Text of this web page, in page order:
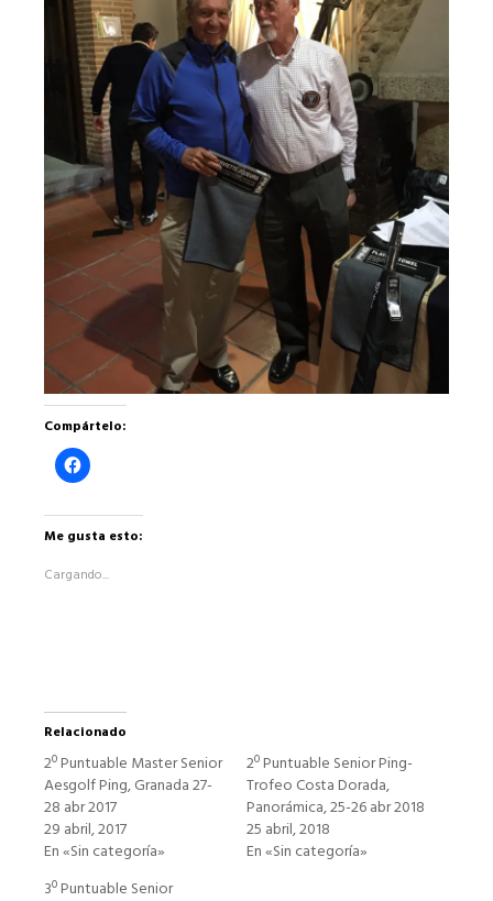
Compártelo:
Haz
clic
en
Facebook
en
Me gusta esto:
Cargando...
Relacionado
2º Puntuable Master Senior
Aesgolf Ping, Granada 27-
28 abr 2017
29 abril, 2017
En «Sin categoría»
2º Puntuable Senior Ping-
Trofeo Costa Dorada,
Panorámica, 25-26 abr 2018
25 abril, 2018
En «Sin categoría»
3º Puntuable Senior